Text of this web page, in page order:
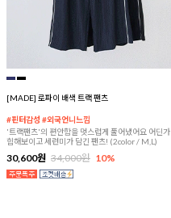
[MADE] 로파이 배색 트랙 팬츠
#핀터감성 #외국언니느낌
'트랙팬츠'의 편안함을 멋스럽게 풀어냈어요 어딘가
힙해보이고 세련미가 담긴 팬츠! (2color / M,L)
30,600원 34,000원 10%